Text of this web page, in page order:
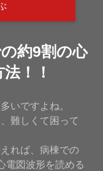
約9割の心
！！
いですよね。
難しくて困って
れば、病棟での
電図波形を読める